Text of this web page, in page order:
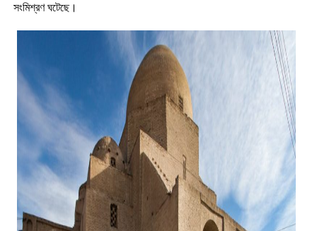
সংমিশ্রণ ঘটেছে।